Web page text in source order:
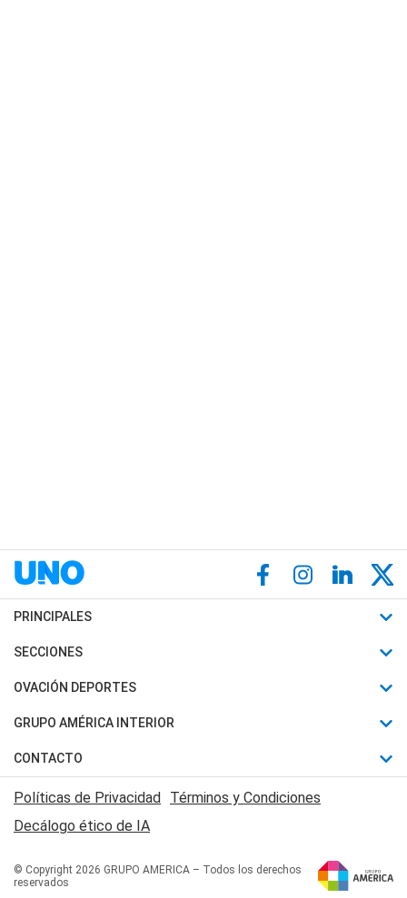
PRINCIPALES
Últimas Noticias
Política
Judiciales
Economia
SECCIONES
Horóscopo
Motores
Trucos caseros
Series y Películas
Edictos y Solicitadas
OVACIÓN DEPORTES
Fútbol
Mundial
Automovilismo
Rugby
Básquet
GRUPO AMÉRICA INTERIOR
Canal 7 en Vivo
San Juan 8
CONTACTO
Acerca de Nosotros
Contactanos
Políticas de Privacidad Términos y Condiciones
Decálogo ético de IA
© Copyright 2026 GRUPO AMERICA – Todos los derechos
reservados